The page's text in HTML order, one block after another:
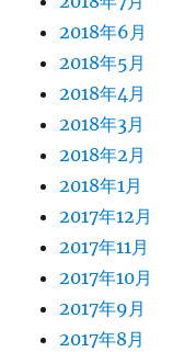
2018年6月
2018年5月
2018年4月
2018年3月
2018年2月
2018年1月
2017年12月
2017年11月
2017年10月
2017年9月
2017年8月